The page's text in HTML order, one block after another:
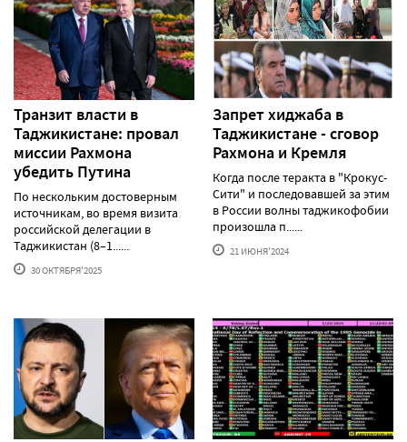
Транзит власти в
Таджикистане: провал
миссии Рахмона
убедить Путина
По нескольким достоверным
источникам, во время визита
российской делегации в
Таджикистан (8–1......
30 ОКТЯБРЯ'2025
Запрет хиджаба в
Таджикистане - сговор
Рахмона и Кремля
Когда после теракта в "Крокус-
Сити" и последовавшей за этим
в России волны таджикофобии
произошла п......
21 ИЮНЯ'2024